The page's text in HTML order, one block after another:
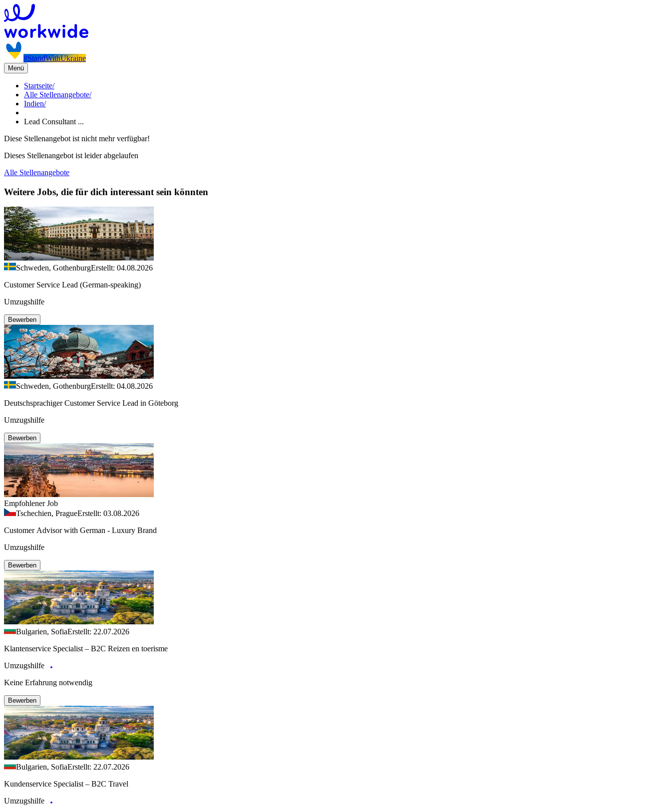
#StandWithUkraine
Menü
Startseite/
Alle Stellenangebote/
Indien/
Lead Consultant ...
Diese Stellenangebot ist nicht mehr verfügbar!
Dieses Stellenangebot ist leider abgelaufen
Alle Stellenangebote
Weitere Jobs, die für dich interessant sein könnten
Schweden, GothenburgErstellt: 04.08.2026
Customer Service Lead (German-speaking)
Umzugshilfe
Bewerben
Schweden, GothenburgErstellt: 04.08.2026
Deutschsprachiger Customer Service Lead in Göteborg
Umzugshilfe
Bewerben
Empfohlener Job
Tschechien, PragueErstellt: 03.08.2026
Customer Advisor with German - Luxury Brand
Umzugshilfe
Bewerben
Bulgarien, SofiaErstellt: 22.07.2026
Klantenservice Specialist – B2C Reizen en toerisme
Umzugshilfe
Keine Erfahrung notwendig
Bewerben
Bulgarien, SofiaErstellt: 22.07.2026
Kundenservice Specialist – B2C Travel
Umzugshilfe